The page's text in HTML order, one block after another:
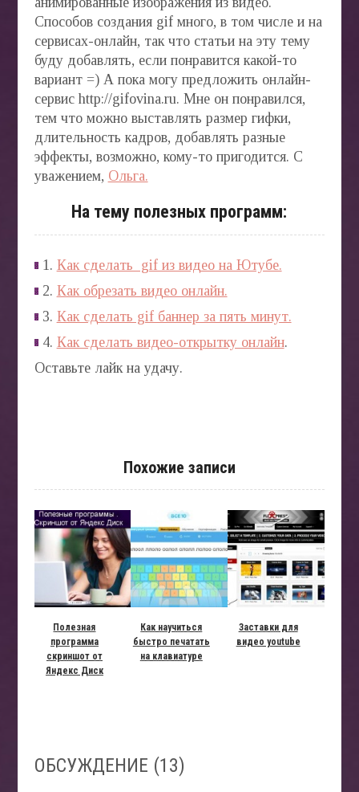
Способов создания gif много, в том числе и на
сервисах-онлайн, так что статьи на эту тему
буду добавлять, если понравится какой-то
вариант =) А пока могу предложить онлайн-
сервис http://gifovina.ru. Мне он понравился,
тем что можно выставлять размер гифки,
длительность кадров, добавлять разные
эффекты, возможно, кому-то пригодится. С
уважением, Ольга.
На тему полезных программ:
1. Как сделать gif из видео на Ютубе.
2. Как обрезать видео онлайн.
3. Как сделать gif баннер за пять минут.
4. Как сделать видео-открытку онлайн.
Оставьте лайк на удачу.
Похожие записи
Полезная
программа
скриншот от
Яндекс Диск
Как научиться
быстро печатать
на клавиатуре
Заставки для
видео youtube
ОБСУЖДЕНИЕ (13)